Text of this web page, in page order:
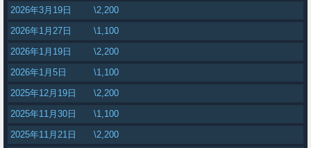
2026年3月19日
\2,200
2026年1月27日
\1,100
2026年1月19日
\2,200
2026年1月5日
\1,100
2025年12月19日
\2,200
2025年11月30日
\1,100
2025年11月21日
\2,200